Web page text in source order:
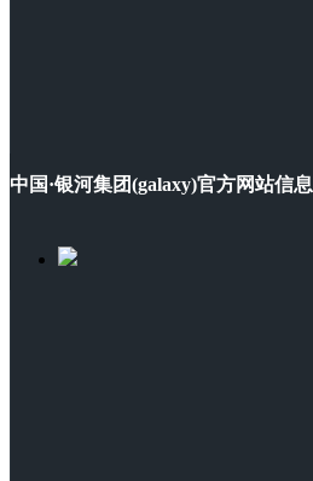
中国·银河集团(galaxy)官方网站信息